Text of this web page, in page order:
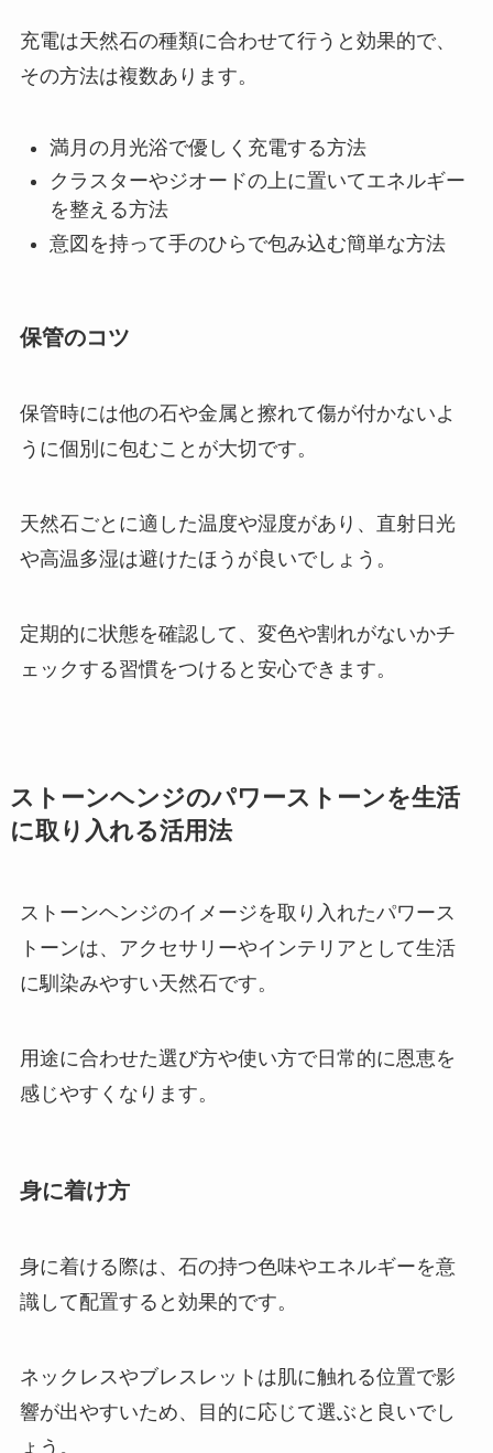
充電は天然石の種類に合わせて行うと効果的で、
その方法は複数あります。
満月の月光浴で優しく充電する方法
クラスターやジオードの上に置いてエネルギー
を整える方法
意図を持って手のひらで包み込む簡単な方法
保管のコツ
保管時には他の石や金属と擦れて傷が付かないよ
うに個別に包むことが大切です。
天然石ごとに適した温度や湿度があり、直射日光
や高温多湿は避けたほうが良いでしょう。
定期的に状態を確認して、変色や割れがないかチ
ェックする習慣をつけると安心できます。
ストーンヘンジのパワーストーンを生活
に取り入れる活用法
ストーンヘンジのイメージを取り入れたパワース
トーンは、アクセサリーやインテリアとして生活
に馴染みやすい天然石です。
用途に合わせた選び方や使い方で日常的に恩恵を
感じやすくなります。
身に着け方
身に着ける際は、石の持つ色味やエネルギーを意
識して配置すると効果的です。
ネックレスやブレスレットは肌に触れる位置で影
響が出やすいため、目的に応じて選ぶと良いでし
ょう。